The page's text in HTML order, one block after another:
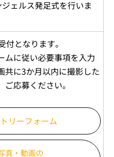
ェルス発足式を行いま
付となります。
ムに従い必要事項を入力
共に3か月以内に撮影した
応募ください。
リーフォーム
真・動画の